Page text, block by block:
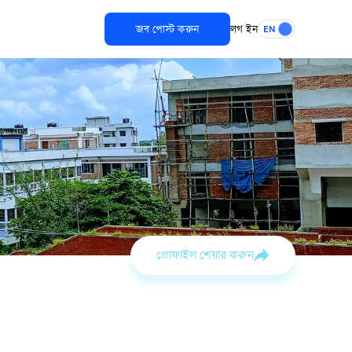
জব পোস্ট করুন লগ ইন EN
প্রোফাইল শেয়ার করুন